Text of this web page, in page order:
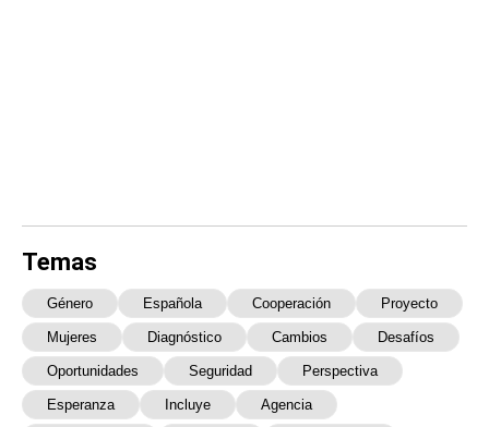
Temas
Género Española Cooperación Proyecto
Mujeres Diagnóstico Cambios Desafíos
Oportunidades Seguridad Perspectiva
Esperanza Incluye Agencia